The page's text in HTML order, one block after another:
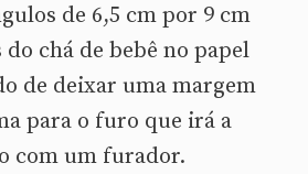
de 6,5 cm por 9 cm
chá de bebê no papel
de deixar uma margem
para o furo que irá a
com um furador.